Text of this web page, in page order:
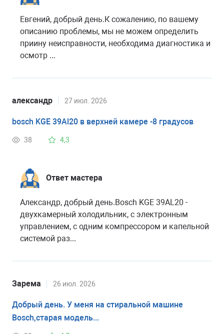
Евгений, добрый день.К сожалению, по вашему
описанию проблемы, мы не можем определить
приину неисправности, необходима диагностика и
осмотр ...
александр 27 июл. 2026
bosch KGE 39Al20 в верхней камере -8 градусов
38 4,3
Ответ мастера
Александр, добрый день.Bosch KGE 39AL20 -
двухкамерный холодильник, с электронным
управлением, с одним компрессором и капельной
системой раз...
Зарема 26 июл. 2026
Добрый день. У меня на стиральной машине
Bosch,старая модель...